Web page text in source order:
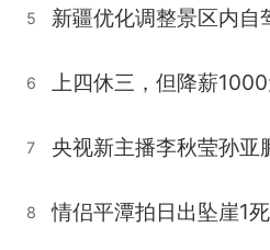
5 新疆优化调整景区内自
6
7 央视新主播李秋莹孙亚
8 情侣平潭拍日出坠崖1